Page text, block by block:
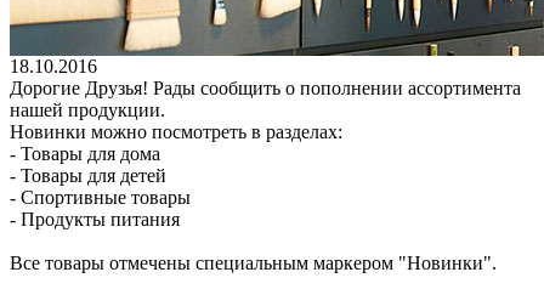
18.10.2016
Дорогие Друзья! Рады сообщить о пополнении ассортимента
нашей продукции.
Новинки можно посмотреть в разделах:
- Товары для дома
- Товары для детей
- Спортивные товары
- Продукты питания
Все товары отмечены специальным маркером "Новинки".